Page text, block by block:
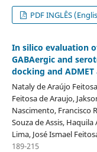
PDF INGLÊS
In silico evaluation
GABAergic and
docking and ADMET
Nataly de Araújo
Feitosa de Araujo,
Nascimento, Francisco
Souza de Assis,
Lima, José Ismael
189-215